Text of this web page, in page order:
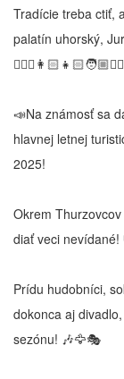
Tradície treba ctiť,
palatín uhorský,
📣Na známosť sa
hlavnej letnej
2025!
Okrem
diať veci nevídané!
Prídu hudobníci,
dokonca aj
sezónu! 🎶🦅🎭